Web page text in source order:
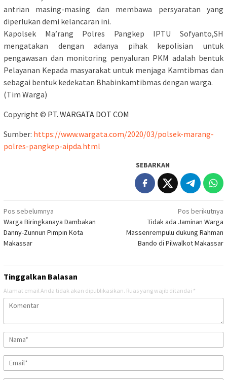
antrian masing-masing dan membawa persyaratan yang
diperlukan demi kelancaran ini.
Kapolsek Ma’rang Polres Pangkep IPTU Sofyanto,SH
mengatakan dengan adanya pihak kepolisian untuk
pengawasan dan monitoring penyaluran PKM adalah bentuk
Pelayanan Kepada masyarakat untuk menjaga Kamtibmas dan
sebagai bentuk kedekatan Bhabinkamtibmas dengan warga.
(Tim Warga)
Copyright © PT. WARGATA DOT COM
Sumber: https://www.wargata.com/2020/03/polsek-marang-
polres-pangkep-aipda.html
SEBARKAN
Navigasi
pos
Pos sebelumnya
Warga Biringkanaya Dambakan
Danny-Zunnun Pimpin Kota
Makassar
Pos berikutnya
Tidak ada Jaminan Warga
Massenrempulu dukung Rahman
Bando di Pilwalkot Makassar
Tinggalkan Balasan
Alamat email Anda tidak akan dipublikasikan. Ruas yang wajib ditandai *